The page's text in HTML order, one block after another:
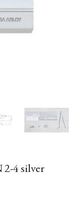
2-4 silver